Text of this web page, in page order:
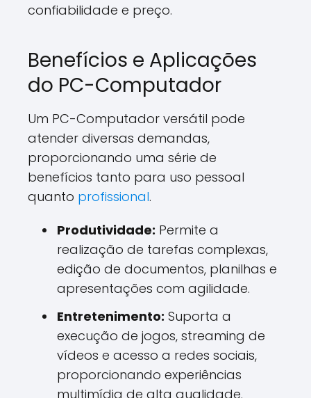
confiabilidade e preço.
Benefícios e Aplicações
do PC-Computador
Um PC-Computador versátil pode
atender diversas demandas,
proporcionando uma série de
benefícios tanto para uso pessoal
quanto profissional.
Produtividade: Permite a
realização de tarefas complexas,
edição de documentos, planilhas e
apresentações com agilidade.
Entretenimento: Suporta a
execução de jogos, streaming de
vídeos e acesso a redes sociais,
proporcionando experiências
multimídia de alta qualidade.